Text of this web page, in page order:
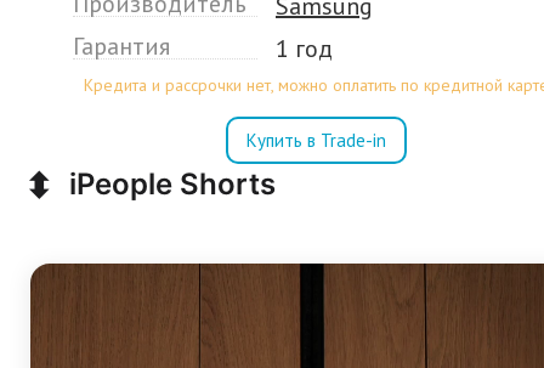
Гарантия
1 год
Кредита и рассрочки нет, можно оплатить по кредитной
Купить в Trade-in
⬍ iPeople Shorts